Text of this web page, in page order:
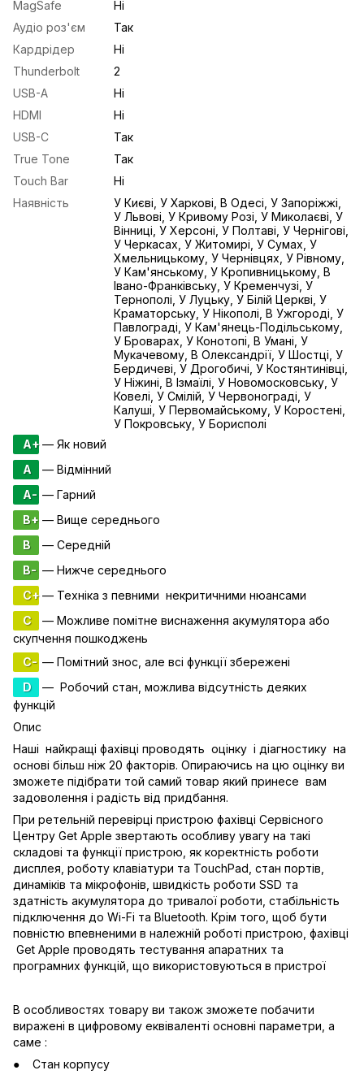
MagSafe
Ні
Аудіо роз'єм
Так
Кардрідер
Ні
Thunderbolt
2
USB-A
Ні
HDMI
Ні
USB-С
Так
True Tone
Так
Touch Bar
Ні
Наявність
У Києві, У Харкові, В Одесі, У Запоріжжі,
У Львові, У Кривому Розі, У Миколаєві, У
Вінниці, У Херсоні, У Полтаві, У Чернігові,
У Черкасах, У Житомирі, У Сумах, У
Хмельницькому, У Чернівцях, У Рівному,
У Кам'янському, У Кропивницькому, В
Івано-Франківську, У Кременчузі, У
Тернополі, У Луцьку, У Білій Церкві, У
Краматорську, У Нікополі, В Ужгороді, У
Павлограді, У Кам'янець-Подільському,
У Броварах, У Конотопі, В Умані, У
Мукачевому, В Олександрії, У Шостці, У
Бердичеві, У Дрогобичі, У Костянтинівці,
У Ніжині, В Ізмаїлі, У Новомосковську, У
Ковелі, У Смілій, У Червонограді, У
Калуші, У Первомайському, У Коростені,
У Покровську, У Борисполі
A+— Як новий
A
— Відмінний
A- — Гарний
B+ — Вище середнього
B
— Середній
B- — Нижче середнього
C+— Техніка з певними некритичними нюансами
C
— Можливе помітне виснаження акумулятора або
скупчення пошкоджень
C- — Помітний знос, але всі функції збережені
D
— Робочий стан, можлива відсутність деяких
функцій
Опис
Наші найкращі фахівці проводять оцінку і діагностику на
основі більш ніж 20 факторів. Опираючись на цю оцінку ви
зможете підібрати той самий товар який принесе вам
задоволення і радість від придбання.
При ретельній перевірці пристрою фахівці Сервісного
Центру Get Apple звертають особливу увагу на такі
складові та функції пристрою, як коректність роботи
дисплея, роботу клавіатури та TouchPad, стан портів,
динаміків та мікрофонів, швидкість роботи SSD та
здатність акумулятора до тривалої роботи, стабільність
підключення до Wi-Fi та Bluetooth. Крім того, щоб бути
повністю впевненими в належній роботі пристрою, фахівці
Get Apple проводять тестування апаратних та
програмних функцій, що використовуються в пристрої
В особливостях товару ви також зможете побачити
виражені в цифровому еквіваленті основні параметри, а
саме :
Стан корпусу